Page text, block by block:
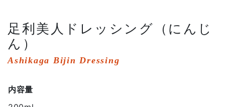
足利美人ドレッシング（にんじ
ん）
Ashikaga Bijin Dressing
内容量